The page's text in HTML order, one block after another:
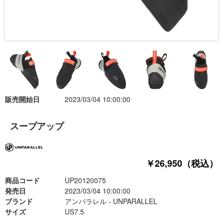
スープアップ
￥26,950（税込）
商品コード
UP20120075
発売日
2023/03/04 10:00:00
販売開始日 2023/03/04 10:00:00
ブランド
アンパラレル - UNPARALLEL
サイズ
US7.5